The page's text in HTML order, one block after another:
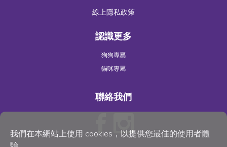
我們在本網站上使用 cookies，以提供您最佳的使用者體
線上隱私政策
認識更多
狗狗專屬
貓咪專屬
聯絡我們